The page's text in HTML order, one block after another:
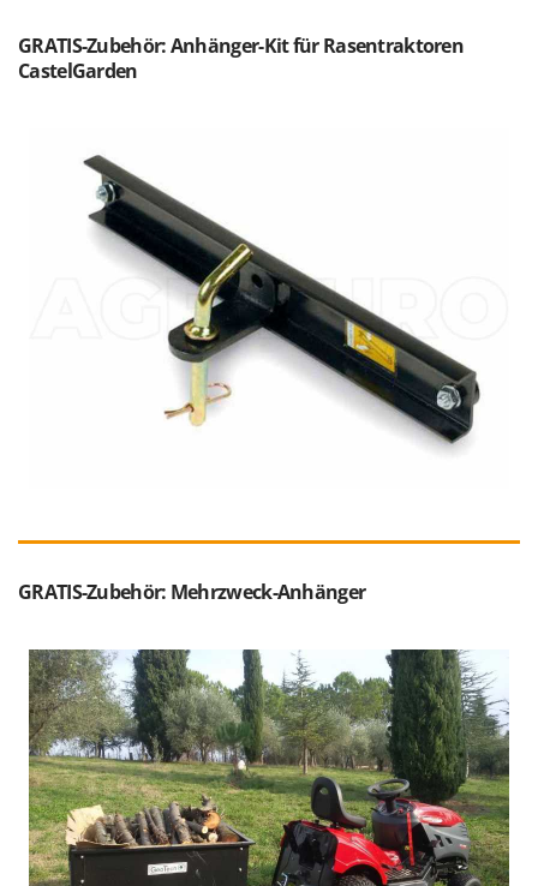
GRATIS-Zubehör: Anhänger-Kit für Rasentraktoren
CastelGarden
GRATIS-Zubehör: Mehrzweck-Anhänger